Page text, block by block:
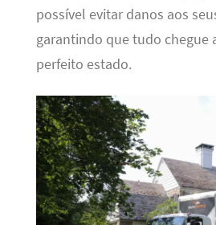
possível evitar danos aos
garantindo que tudo chegue
perfeito estado.